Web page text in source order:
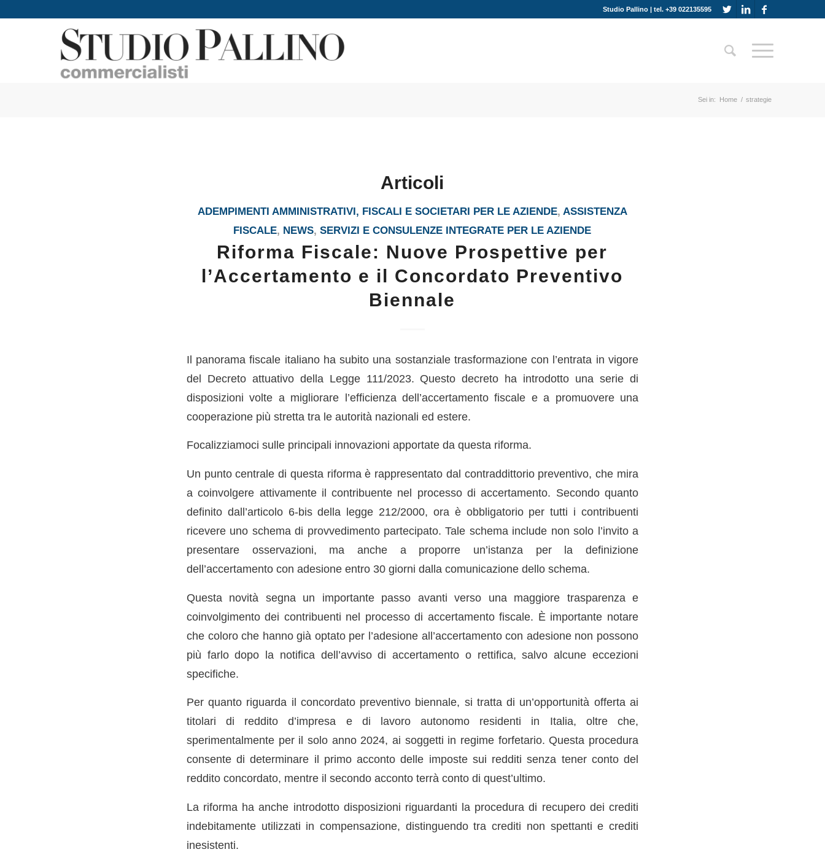
Studio Pallino | tel. +39 022135595
Sei in: Home / strategie
Articoli
ADEMPIMENTI AMMINISTRATIVI, FISCALI E SOCIETARI PER LE AZIENDE, ASSISTENZA
FISCALE, NEWS,SERVIZI E CONSULENZE INTEGRATE PER LE AZIENDE
Riforma Fiscale: Nuove Prospettive per
l’Accertamento e il Concordato Preventivo
Biennale
Il panorama fiscale italiano ha subito una sostanziale trasformazione con l’entrata in vigore
del Decreto attuativo della Legge 111/2023. Questo decreto ha introdotto una serie di
disposizioni volte a migliorare l’efficienza dell’accertamento fiscale e a promuovere una
cooperazione più stretta tra le autorità nazionali ed estere.
Focalizziamoci sulle principali innovazioni apportate da questa riforma.
Un punto centrale di questa riforma è rappresentato dal contraddittorio preventivo, che mira
a coinvolgere attivamente il contribuente nel processo di accertamento. Secondo quanto
definito dall’articolo 6-bis della legge 212/2000, ora è obbligatorio per tutti i contribuenti
ricevere uno schema di provvedimento partecipato. Tale schema include non solo l’invito a
presentare osservazioni, ma anche a proporre un’istanza per la definizione
dell’accertamento con adesione entro 30 giorni dalla comunicazione dello schema.
Questa novità segna un importante passo avanti verso una maggiore trasparenza e
coinvolgimento dei contribuenti nel processo di accertamento fiscale. È importante notare
che coloro che hanno già optato per l’adesione all’accertamento con adesione non possono
più farlo dopo la notifica dell’avviso di accertamento o rettifica, salvo alcune eccezioni
specifiche.
Per quanto riguarda il concordato preventivo biennale, si tratta di un’opportunità offerta ai
titolari di reddito d’impresa e di lavoro autonomo residenti in Italia, oltre che,
sperimentalmente per il solo anno 2024, ai soggetti in regime forfetario. Questa procedura
consente di determinare il primo acconto delle imposte sui redditi senza tener conto del
reddito concordato, mentre il secondo acconto terrà conto di quest’ultimo.
La riforma ha anche introdotto disposizioni riguardanti la procedura di recupero dei crediti
indebitamente utilizzati in compensazione, distinguendo tra crediti non spettanti e crediti
inesistenti.